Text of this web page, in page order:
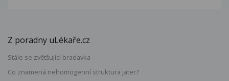
Z poradny uLékaře.cz
Stále se zvětšující bradavka
Co znamená nehomogenní struktura jater?